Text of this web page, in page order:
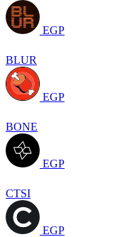
EGP
BLUR
EGP
BONE
EGP
CTSI
EGP